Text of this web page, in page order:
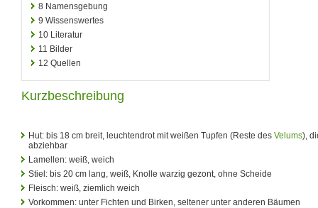
8 Namensgebung
9 Wissenswertes
10 Literatur
11 Bilder
12 Quellen
Kurzbeschreibung
Hut: bis 18 cm breit, leuchtendrot mit weißen Tupfen (Reste des Velums),
abziehbar
Lamellen: weiß, weich
Stiel: bis 20 cm lang, weiß, Knolle warzig gezont, ohne Scheide
Fleisch: weiß, ziemlich weich
Vorkommen: unter Fichten und Birken, seltener unter anderen Bäumen